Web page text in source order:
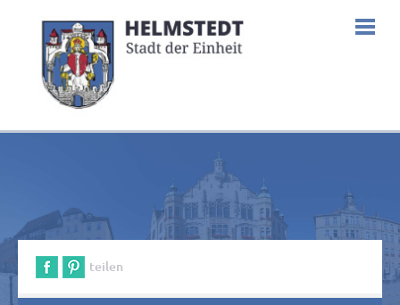
teilen